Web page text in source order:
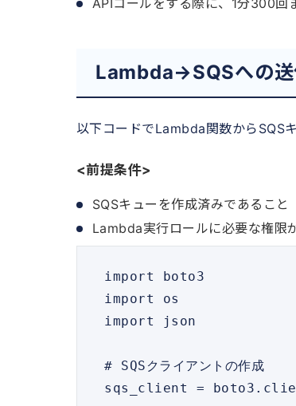
APIコールをする際に、1分300回
Lambda→SQSへの
以下コードでLambda関数からSQS
<前提条件>
SQSキューを作成済みであること
Lambda実行ロールに必要な権限
# SQSクライアントの作成